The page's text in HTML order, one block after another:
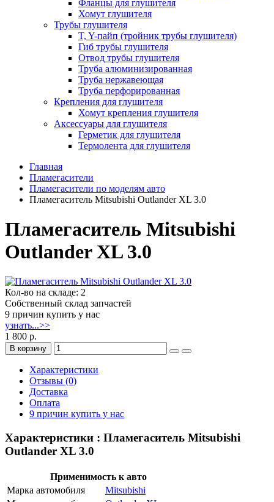
Фланцы для глушителя
Хомут глушителя
Трубы глушителя
T, Y-пайп (тройник трубы глушителя)
Гиб трубы глушителя
Отвод трубы глушителя
Труба алюминизированная
Труба нержавеющая
Труба перфорированная
Крепления для глушителя
Хомут крепления глушителя
Аксессуары для глушителя
Герметик для глушителя
Термолента для глушителя
Главная
Пламегасители
Пламегасители по моделям авто
Пламегаситель Mitsubishi Outlander XL 3.0
Пламегаситель Mitsubishi
Outlander XL 3.0
Кол-во на складе: 2
Собственный склад запчастей
9 причин купить у нас
узнать...>>
1 800 р.
В корзину
Характеристики
Отзывы (0)
Доставка
Оплата
9 причин купить у нас
Характеристики : Пламегаситель Mitsubishi
Outlander XL 3.0
Применимость к авто
Марка автомобиля
Mitsubishi